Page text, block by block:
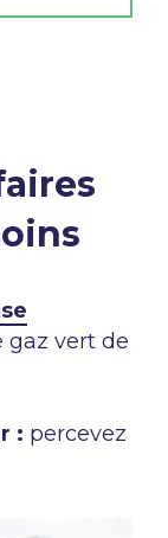
gaz vert de
: percevez